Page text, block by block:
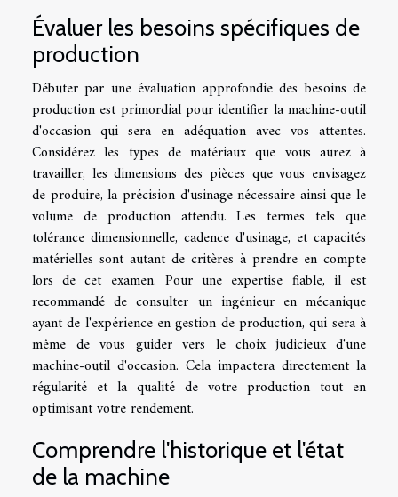
Évaluer les besoins spécifiques de
production
Débuter par une évaluation approfondie des besoins de
production est primordial pour identifier la machine-outil
d'occasion qui sera en adéquation avec vos attentes.
Considérez les types de matériaux que vous aurez à
travailler, les dimensions des pièces que vous envisagez
de produire, la précision d'usinage nécessaire ainsi que le
volume de production attendu. Les termes tels que
tolérance dimensionnelle, cadence d'usinage, et capacités
matérielles sont autant de critères à prendre en compte
lors de cet examen. Pour une expertise fiable, il est
recommandé de consulter un ingénieur en mécanique
ayant de l'expérience en gestion de production, qui sera à
même de vous guider vers le choix judicieux d'une
machine-outil d'occasion. Cela impactera directement la
régularité et la qualité de votre production tout en
optimisant votre rendement.
Comprendre l'historique et l'état
de la machine